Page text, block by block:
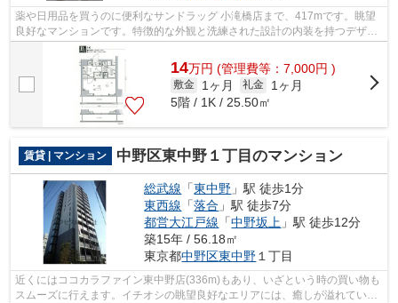
薬や日用品を買うのに便利なサンドラッグ 小滝橋店まで、417mです。眺望
良好なマンションです。特徴的な外観と洗練された設計の内装を持つデザイ
ナーズ。こちらは初期費用をカードでお...
14万円 (管理費等：7,000円 )
敷金 1ヶ月 礼金
1ヶ月
5階 / 1K / 25.50㎡
賃貸 | マンション 中野区東中野１丁目のマンション
総武線 「東中野 」駅 徒歩1分
東西線 「落合 」駅 徒歩7分
都営大江戸線 「中野坂上 」駅 徒歩12分
築15年 / 56.18㎡
東京都中野区東中野 １丁目
近くにはココカラファイン東中野店(336m)もあり、いざという時の買い物も
スムーズに行えます。イチオシの眺望良好なエリアには、癒しが溢れていま